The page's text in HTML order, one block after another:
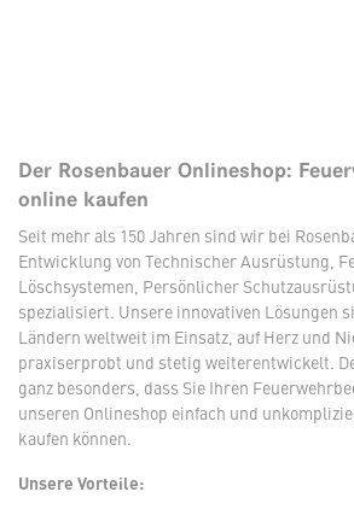
Der Rosenbauer Onlineshop:
online kaufen
Seit mehr als 150 Jahren sind wir bei
Entwicklung von Technischer Ausrüstung,
Löschsystemen, Persönlicher
spezialisiert. Unsere innovativen Lösungen
Ländern weltweit im Einsatz, auf Herz und
praxiserprobt und stetig weiterentwickelt.
ganz besonders, dass Sie Ihren
unseren Onlineshop einfach und
kaufen können.
Unsere Vorteile: